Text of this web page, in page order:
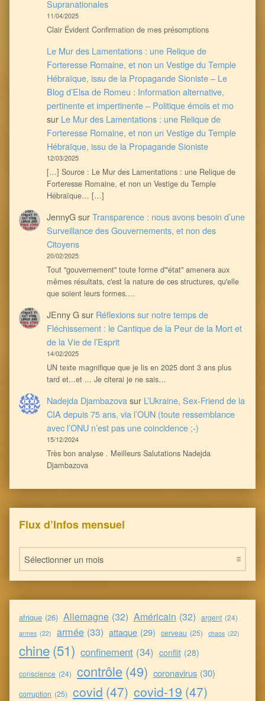
Supranationales
11/04/2025
Clair Évident Confirmation de mes présomptions
Le Mur des Lamentations : une Relique de
Forteresse Romaine, et non un Vestige du Temple
Hébraïque, issu de la Propagande Sioniste – Le
Blog d’Elsa de Romeu : Information alternative,
pertinente et impertinente – Politique émois et mo
sur Le Mur des Lamentations : une Relique de
Forteresse Romaine, et non un Vestige du Temple
Hébraïque, issu de la Propagande Sioniste
12/03/2025
[…] Source : Le Mur des Lamentations : une Relique de
Forteresse Romaine, et non un Vestige du Temple
Hébraïque… […]
JennyGsurTransparence : nous avons besoin d’une
Surveillance des Gouvernements, et non des
Citoyens
20/02/2025
Tout ''gouvernement'' toute forme d'''état'' amenera aux
mêmes résultats, c'est la nature de ces structures, qu'elle
que soient leurs formes.…
JEnny Gsur Réflexions sur notre temps de
Fléchissement : le Cantique de la Peur de la Mort et
de la Vie de l’Esprit
14/02/2025
UN texte magnifique que je lis en 2025 dont 3 ans plus
tard et...et ... Je citerai je ne sais…
Nadejda Djambazova sur L’Ukraine, Sex-Friend de la
CIA depuis 75 ans, via l’OUN (toute ressemblance
avec l’ONU n’est pas une coincidence ;-)
15/12/2024
Très bon analyse . Meilleurs Salutations Nadejda
Djambazova
Flux d’Infos mensuel
Flux d’Infos mensuel
afrique (26) Allemagne (32) Américain (32) argent (24)
armes (22) armée (33) attaque (29) cerveau (25) chaos (22)
chine(51) confinement (34) conflit (28)
conscience (24) contrôle (49) coronavirus (30)
corruption (25) covid (47) covid-19 (47)